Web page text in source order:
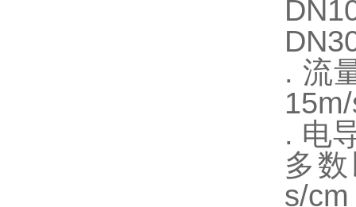
. 流
. 电
多
s/